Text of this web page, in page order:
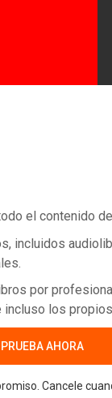
el contenido
incluidos
por
los
PRUEBA AHORA
Cancele